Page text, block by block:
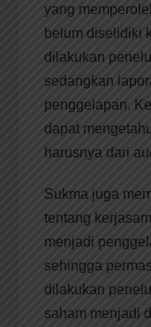
yang
belum diselidiki
dilakukan
sedangkan
penggelapan.
dapat
harusnya dari
Sukma juga
tentang
menjadi
sehingga
dilakukan
saham menjadi